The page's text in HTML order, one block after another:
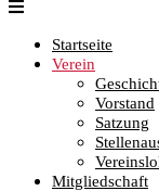
Vielfalt,Startseite
Verein
Vorstand
Satzung
Mitgliedschaft